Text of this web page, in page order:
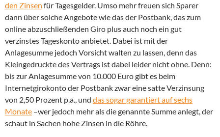
den Zinsen für Tagesgelder. Umso mehr freuen sich Sparer
dann über solche Angebote wie das der Postbank, das zum
online abzuschließenden Giro plus auch noch ein gut
verzinstes Tageskonto anbietet. Dabei ist mit der
Anlagesumme jedoch Vorsicht walten zu lassen, denn das
Kleingedruckte des Vertrags ist dabei leider nicht ohne. Denn:
bis zur Anlagesumme von 10.000 Euro gibt es beim
Internetgirokonto der Postbank zwar eine satte Verzinsung
von 2,50 Prozent p.a., und das sogar garantiert auf sechs
Monate –wer jedoch mehr als die genannte Summe anlegt, der
schaut in Sachen hohe Zinsen in die Röhre.